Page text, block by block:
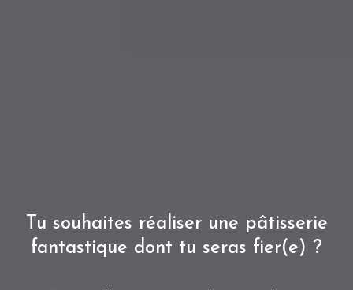
Tu souhaites réaliser une pâtisserie
fantastique dont tu seras fier(e) ?